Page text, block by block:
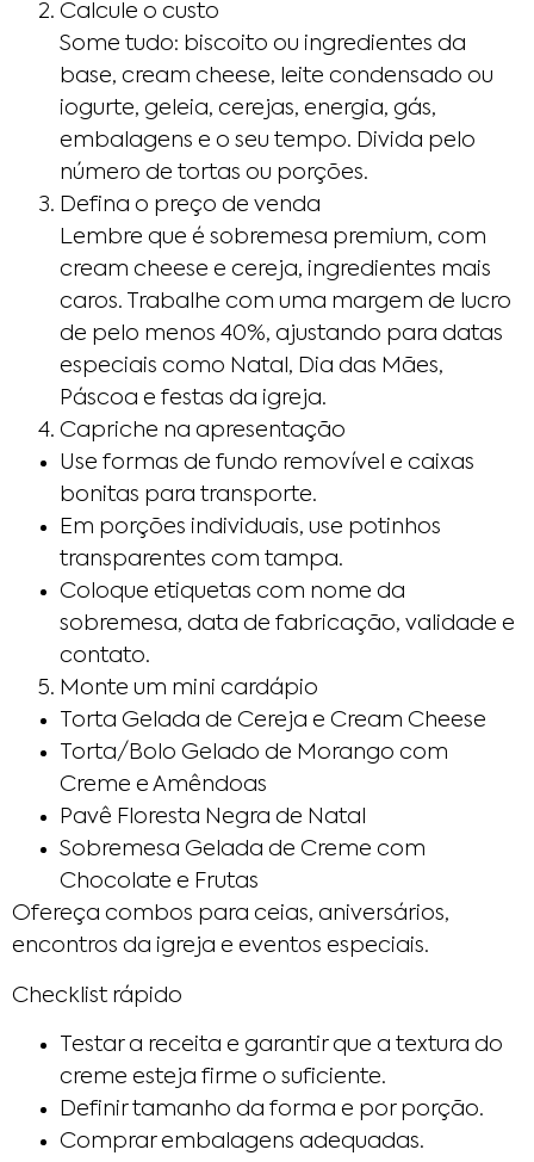
Calcule o custo
Some tudo: biscoito ou ingredientes da
base, cream cheese, leite condensado ou
iogurte, geleia, cerejas, energia, gás,
embalagens e o seu tempo. Divida pelo
número de tortas ou porções.
Defina o preço de venda
Lembre que é sobremesa premium, com
cream cheese e cereja, ingredientes mais
caros. Trabalhe com uma margem de lucro
de pelo menos 40%, ajustando para datas
especiais como Natal, Dia das Mães,
Páscoa e festas da igreja.
Capriche na apresentação
Use formas de fundo removível e caixas
bonitas para transporte.
Em porções individuais, use potinhos
transparentes com tampa.
Coloque etiquetas com nome da
sobremesa, data de fabricação, validade e
contato.
Monte um mini cardápio
Torta Gelada de Cereja e Cream Cheese
Torta/Bolo Gelado de Morango com
Creme e Amêndoas
Pavê Floresta Negra de Natal
Sobremesa Gelada de Creme com
Chocolate e Frutas
Ofereça combos para ceias, aniversários,
encontros da igreja e eventos especiais.
Checklist rápido
Testar a receita e garantir que a textura do
creme esteja firme o suficiente.
Definir tamanho da forma e por porção.
Comprar embalagens adequadas.